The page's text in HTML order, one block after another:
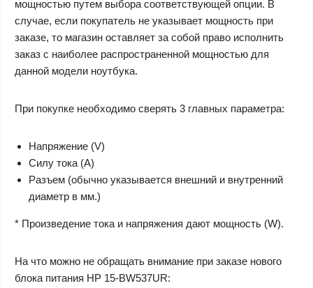
мощностью путем выбора соответствующей опции. В
случае, если покупатель не указывает мощность при
заказе, то магазин оставляет за собой право исполнить
заказ с наиболее распространенной мощностью для
данной модели ноутбука.
При покупке необходимо сверять 3 главных параметра:
Напряжение (V)
Силу тока (A)
Разъем (обычно указывается внешний и внутренний
диаметр в мм.)
* Произведение тока и напряжения дают мощность (W).
На что можно не обращать внимание при заказе нового
блока питания HP 15-BW537UR: